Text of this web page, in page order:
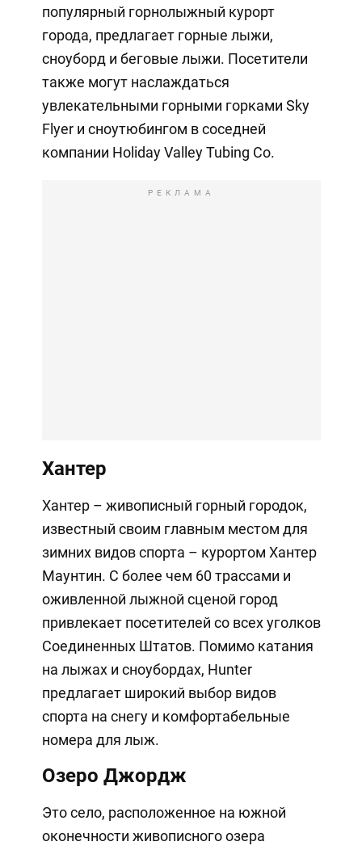
популярный горнолыжный курорт
города, предлагает горные лыжи,
сноуборд и беговые лыжи. Посетители
также могут наслаждаться
увлекательными горными горками Sky
Flyer и сноутюбингом в соседней
компании Holiday Valley Tubing Co.
РЕКЛАМА
Хантер
Хантер – живописный горный городок,
известный своим главным местом для
зимних видов спорта – курортом Хантер
Маунтин. С более чем 60 трассами и
оживленной лыжной сценой город
привлекает посетителей со всех уголков
Соединенных Штатов. Помимо катания
на лыжах и сноубордах, Hunter
предлагает широкий выбор видов
спорта на снегу и комфортабельные
номера для лыж.
Озеро Джордж
Это село, расположенное на южной
оконечности живописного озера